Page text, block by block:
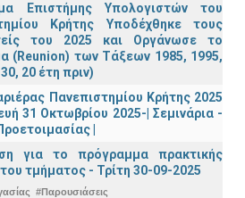
Επιστήμης Υπολογιστών του
Κρήτης Υποδέχθηκε τους
του 2025 και Οργάνωσε το
(Reunion) των Τάξεων 1985, 1995,
20 έτη πριν)
Πανεπιστημίου Κρήτης 2025
31 Οκτωβρίου 2025-| Σεμινάρια -
|
για το πρόγραμμα πρακτικής
τμήματος - Τρίτη 30-09-2025
#Παρουσιάσεις